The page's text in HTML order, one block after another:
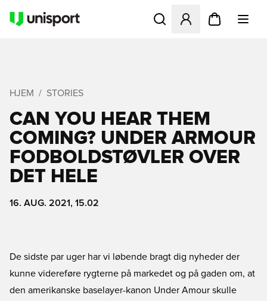
Åbner en Modal til at
HJEM STORIES
CAN YOU HEAR THEM
COMING? UNDER ARMOUR
FODBOLDSTØVLER OVER
DET HELE
16. AUG. 2021, 15.02
De sidste par uger har vi løbende bragt dig nyheder der
kunne videreføre rygterne på markedet og på gaden om, at
den amerikanske baselayer-kanon Under Amour skulle